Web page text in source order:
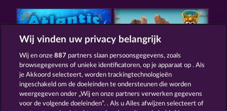
ATLANTIC WILDS GOLDEN EI OF MOORHUHN
Wij vinden uw privacy belangrijk
Wij en onze887 partners slaan persoonsgegevens, zoals
browsegegevens of unieke identificatoren, op je apparaat op . Als
je Akkoord selecteert, worden trackingtechnologieën
ingeschakeld om de doeleinden te ondersteunen die worden
weergegeven onder „Wij en onze partners verwerken gegevens
voor de volgende doeleinden”. . Als u Alles afwijzen selecteert of